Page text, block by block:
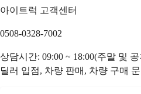
아이트럭 고객센터
0508-0328-7002
상담시간: 09:00 ~ 18:00(주말 및
딜러 입점, 차량 판매, 차량 구매